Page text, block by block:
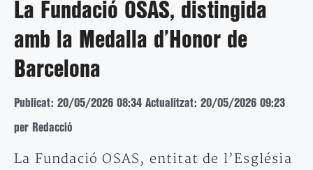
La Fundació OSAS, distingida
amb la Medalla d’Honor de
Barcelona
Publicat: 20/05/2026 08:34 Actualitzat: 20/05/2026 09:23
per Redacció
La Fundació OSAS, entitat de l’Església